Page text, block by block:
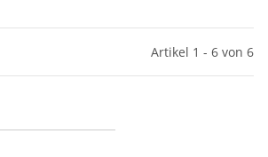
Artikel 1 - 6 von 6